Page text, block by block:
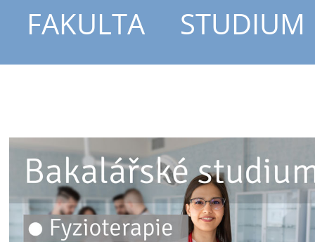
FAKULTA STUDIUM